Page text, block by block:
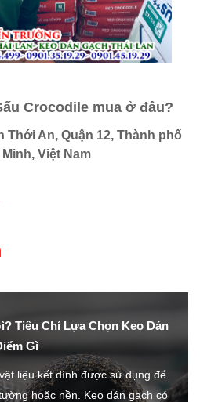
Crocodile mua ở đâu?
Thới An, Quận 12, Thành phố
Minh, Việt Nam
Tiêu Chí Lựa Chọn Keo Dán
Gì
liệu kết dính được sử dụng để
hoặc nền. Keo dán gạch có